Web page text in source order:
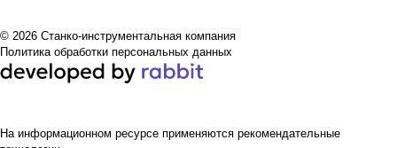
© 2026 Станко-инструментальная компания
Политика обработки персональных данных
На информационном ресурсе применяются рекомендательные